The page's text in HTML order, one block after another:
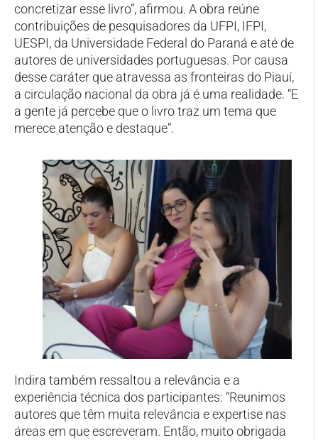
concretizar esse livro”, afirmou. A obra reúne
contribuições de pesquisadores da UFPI, IFPI,
UESPI, da Universidade Federal do Paraná e até de
autores de universidades portuguesas. Por causa
desse caráter que atravessa as fronteiras do Piauí,
a circulação nacional da obra já é uma realidade. “E
a gente já percebe que o livro traz um tema que
merece atenção e destaque”.
Indira também ressaltou a relevância e a
experiência técnica dos participantes: “Reunimos
autores que têm muita relevância e expertise nas
áreas em que escreveram. Então, muito obrigada